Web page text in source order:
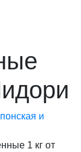
и
1 кг от